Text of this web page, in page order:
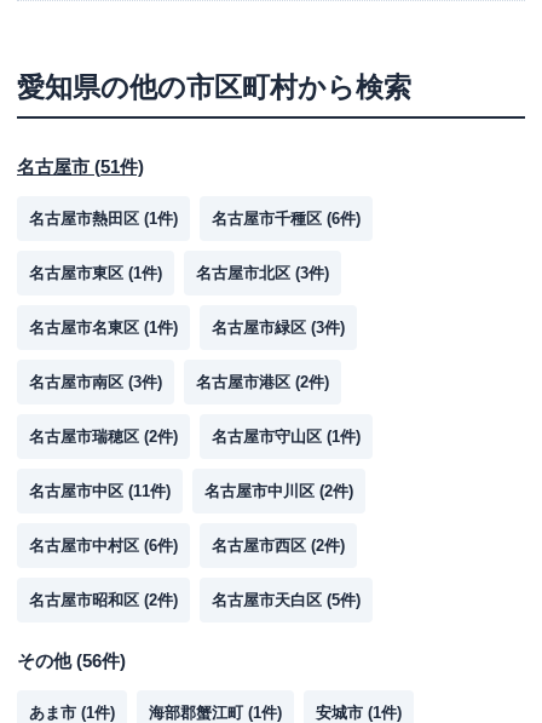
愛知県の他の市区町村から検索
名古屋市 (51件)
名古屋市熱田区 (1件) 名古屋市千種区 (6件)
名古屋市東区 (1件) 名古屋市北区 (3件)
名古屋市名東区 (1件) 名古屋市緑区 (3件)
名古屋市南区 (3件) 名古屋市港区 (2件)
名古屋市瑞穂区 (2件) 名古屋市守山区 (1件)
名古屋市中区 (11件) 名古屋市中川区 (2件)
名古屋市中村区 (6件) 名古屋市西区 (2件)
名古屋市昭和区 (2件) 名古屋市天白区 (5件)
その他(56件)
あま市 (1件) 海部郡蟹江町 (1件) 安城市 (1件)